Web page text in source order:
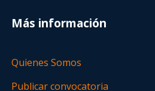
Más información
Quienes Somos
Publicar convocatoria